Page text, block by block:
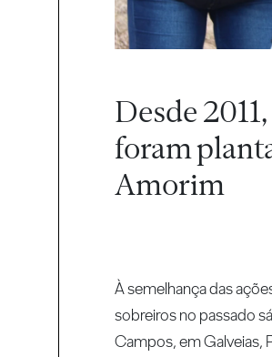
Desde
foram
Amorim
À semelhança das
sobreiros no passado
Campos, em Galveias,